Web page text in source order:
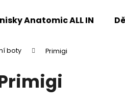
Anatomic ALL IN
boty Primigi
Co potřebujete